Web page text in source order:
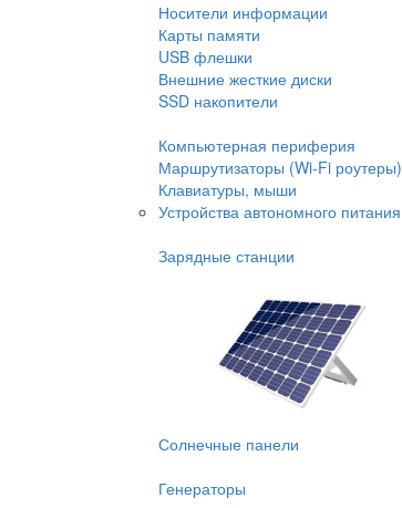
Носители информации
Карты памяти
USB флешки
Внешние жесткие диски
SSD накопители
Компьютерная периферия
Маршрутизаторы (Wi-Fi роутеры)
Клавиатуры, мыши
Устройства автономного питания
Зарядные станции
Солнечные панели
Генераторы